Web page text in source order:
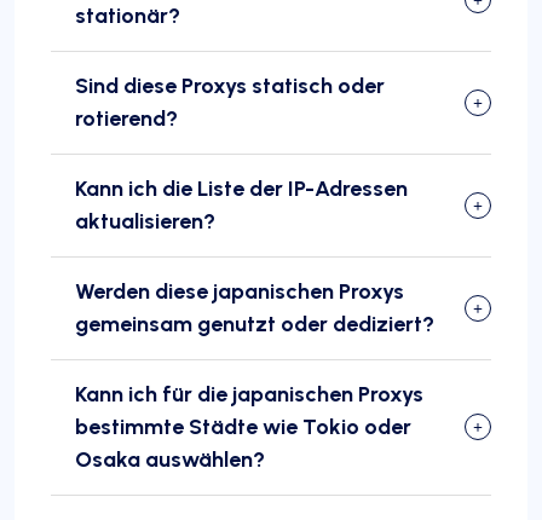
stationär?
Sind diese Proxys statisch oder
rotierend?
Kann ich die Liste der IP-Adressen
aktualisieren?
Werden diese japanischen Proxys
gemeinsam genutzt oder dediziert?
Kann ich für die japanischen Proxys
bestimmte Städte wie Tokio oder
Osaka auswählen?